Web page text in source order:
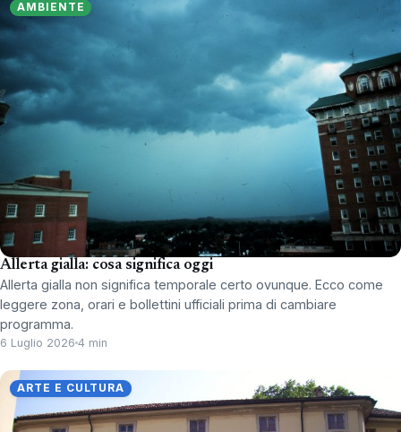
AMBIENTE
Allerta gialla: cosa significa oggi
Allerta gialla non significa temporale certo ovunque. Ecco come
leggere zona, orari e bollettini ufficiali prima di cambiare
programma.
6 Luglio 2026 4 min
ARTE E CULTURA